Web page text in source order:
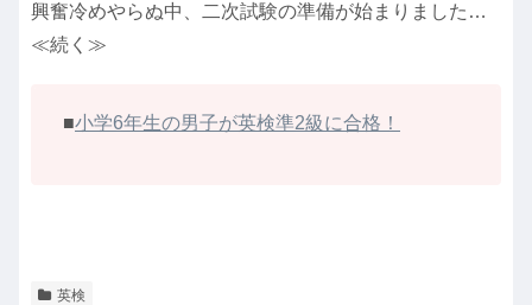
興奮冷めやらぬ中、二次試験の準備が始まりました…
≪続く≫
■小学6年生の男子が英検準2級に合格！
英検